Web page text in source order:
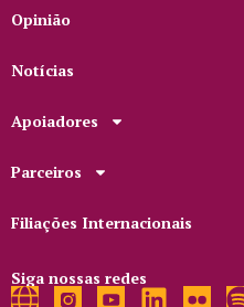
Opinião
Notícias
Apoiadores
Parceiros
Filiações Internacionais
Siga nossas redes